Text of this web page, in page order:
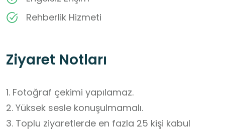
Rehberlik Hizmeti
Ziyaret Notları
1. Fotoğraf çekimi yapılamaz.
2. Yüksek sesle konuşulmamalı.
3. Toplu ziyaretlerde en fazla 25 kişi kabul